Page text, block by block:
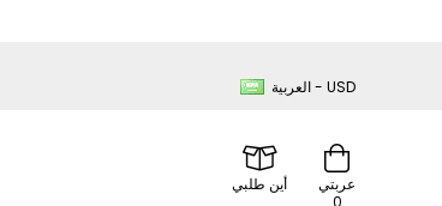
العربية - USD
عربتي
0
أين طلبي